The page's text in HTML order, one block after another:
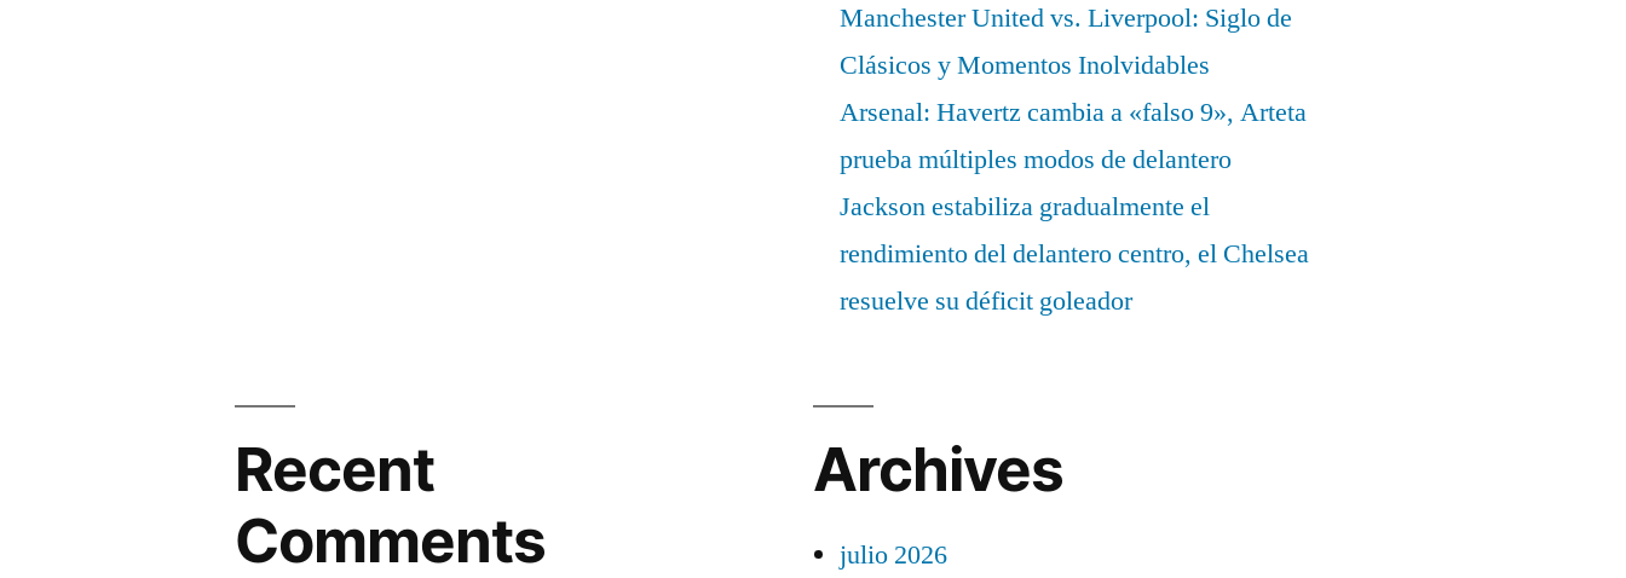
Manchester United vs. Liverpool: Siglo de
Clásicos y Momentos Inolvidables
Arsenal: Havertz cambia a «falso 9», Arteta
prueba múltiples modos de delantero
Jackson estabiliza gradualmente el
rendimiento del delantero centro, el Chelsea
resuelve su déficit goleador
Recent
Comments
Archives
julio 2026